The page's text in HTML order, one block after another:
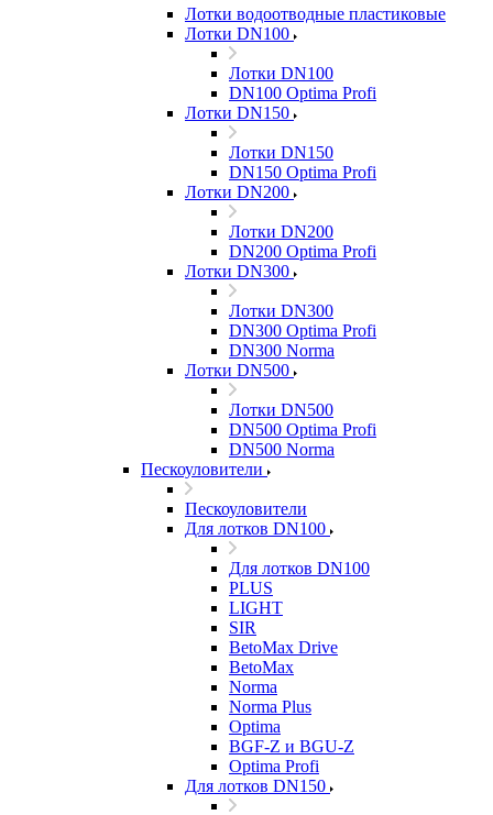
Лотки водоотводные пластиковые
Лотки DN100
Лотки DN100
DN100 Optima Profi
Лотки DN150
Лотки DN150
DN150 Optima Profi
Лотки DN200
Лотки DN200
DN200 Optima Profi
Лотки DN300
Лотки DN300
DN300 Optima Profi
DN300 Norma
Лотки DN500
Лотки DN500
DN500 Optima Profi
DN500 Norma
Пескоуловители
Пескоуловители
Для лотков DN100
Для лотков DN100
PLUS
LIGHT
SIR
BetoMax Drive
BetoMax
Norma
Norma Plus
Optima
BGF-Z и BGU-Z
Optima Profi
Для лотков DN150